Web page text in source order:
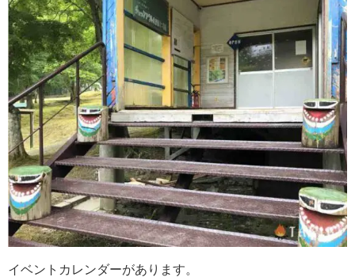
イベントカレンダーがあります。